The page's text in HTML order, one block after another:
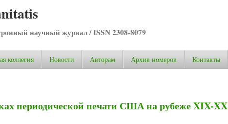
научный журнал / ISSN 2308-8079
коллегия Новости Авторам Архив номеров Контакты
периодической печати США на рубеже XIX-XX